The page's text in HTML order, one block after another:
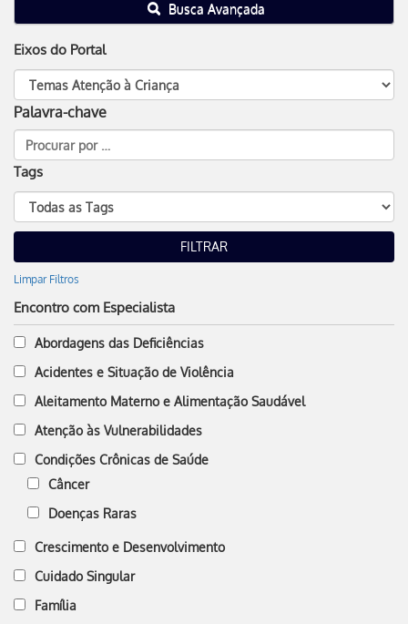
Busca Avançada
Eixos do Portal
Palavra-chave
Tags
Limpar Filtros
Encontro com Especialista
Abordagens das Deficiências
Acidentes e Situação de Violência
Aleitamento Materno e Alimentação Saudável
Atenção às Vulnerabilidades
Condições Crônicas de Saúde
Câncer
Doenças Raras
Crescimento e Desenvolvimento
Cuidado Singular
Família